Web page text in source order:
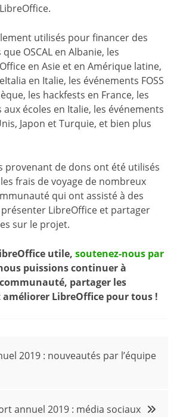
utilisés pour financer des
OSCAL en Albanie, les
en Asie et en Amérique latine,
en Italie, les événements FOSS
les hackfests en France, les
écoles en Italie, les événements
Japon et Turquie, et bien plus
provenant de dons ont été utilisés
frais de voyage de nombreux
qui ont assisté à des
LibreOffice et partager
sur le projet.
utile, soutenez-nous par
puissions continuer à
partager les
améliorer LibreOffice pour tous !
2019 : nouveautés par l’équipe
annuel 2019 : média sociaux